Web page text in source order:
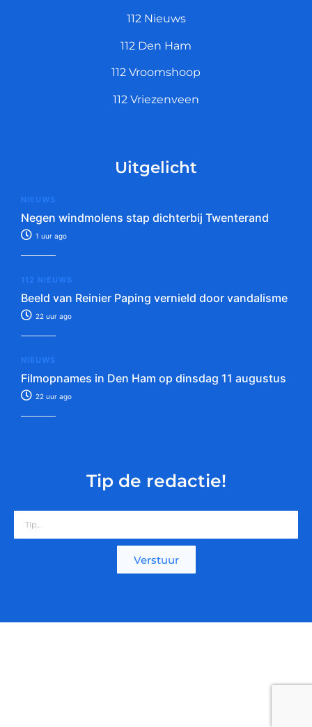
112 Nieuws
112 Den Ham
112 Vroomshoop
112 Vriezenveen
Uitgelicht
NIEUWS
Negen windmolens stap dichterbij Twenterand
1 uur ago
112 NIEUWS
Beeld van Reinier Paping vernield door vandalisme
22 uur ago
NIEUWS
Filmopnames in Den Ham op dinsdag 11 augustus
22 uur ago
Tip de redactie!
Verstuur